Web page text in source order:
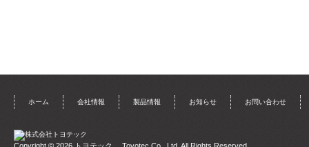
ホーム 会社情報 製品情報 お知らせ お問い合わせ